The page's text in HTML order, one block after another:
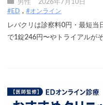
男性 2026年7月10日
#ED #オンライン
レバクリは診察料0円・最短当
で1錠246円〜やトライアルが